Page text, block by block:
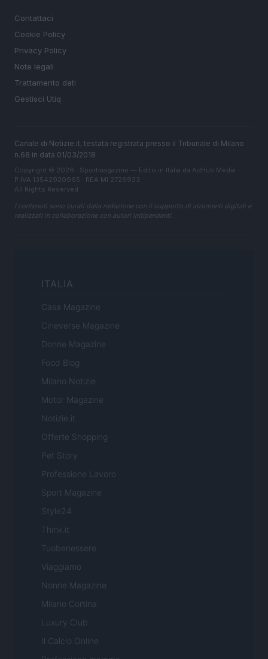
Contattaci
Cookie Policy
Privacy Policy
Note legali
Trattamento dati
Gestisci Utiq
Canale di Notizie.it, testata registrata presso il Tribunale di Milano
n.68 in data 01/03/2018
Copyright © 2026 · Sportmagazine — Edito in Italia da AdHub Media
P.IVA 13542920965 · REA MI 2729933
All Rights Reserved
I contenuti sono curati dalla redazione con il supporto di strumenti digitali e
realizzati in collaborazione con autori indipendenti.
ITALIA
Casa Magazine
Cineverse Magazine
Donne Magazine
Food Blog
Milano Notizie
Motor Magazine
Notizie.it
Offerte Shopping
Pet Story
Professione Lavoro
Sport Magazine
Style24
Think.it
Tuobenessere
Viaggiamo
Nonne Magazine
Milano Cortina
Luxury Club
Il Calcio Online